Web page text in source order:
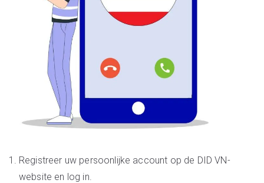
Registreer uw persoonlijke account op de DID VN-
website en log in.